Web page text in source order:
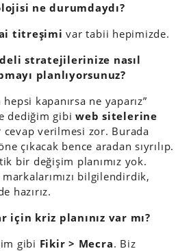
ne durumdaydı?
titreşimivar tabii hepimizde.
stratejilerinize nasıl
planlıyorsunuz?
hepsi kapanırsa ne yaparız”
dediğim gibiweb sitelerine
cevap verilmesi zor. Burada
çıkacak bence aradan sıyrılıp.
bir değişim planımız yok.
markalarımızı bilgilendirdik,
hazırız.
için kriz planınız var mı?
gibi Fikir > Mecra. Biz